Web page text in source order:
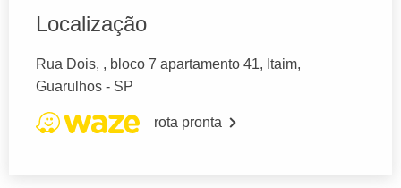
Localização
Rua Dois, , bloco 7 apartamento 41, Itaim,
Guarulhos - SP
rota pronta